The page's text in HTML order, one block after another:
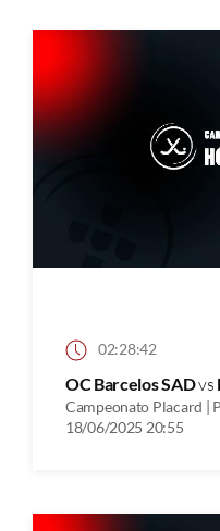
02:28:42
OC Barcelos SADvs
Campeonato Placard |
18/06/2025 20:55